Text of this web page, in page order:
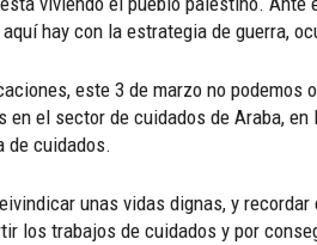
hay con la estrategia de guerra,
este 3 de marzo no
el sector de cuidados de Araba,
de cuidados.
unas vidas dignas, y
los trabajos de cuidados y por